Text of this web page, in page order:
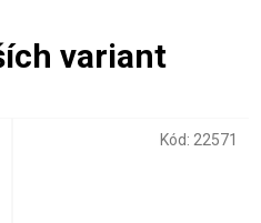
Kód: 22571